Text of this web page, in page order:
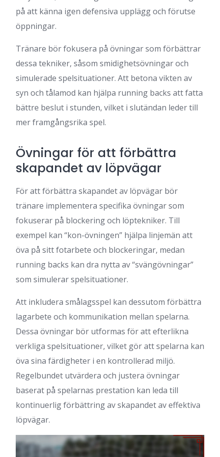
på att känna igen defensiva upplägg och förutse
öppningar.
Tränare bör fokusera på övningar som förbättrar
dessa tekniker, såsom smidighetsövningar och
simulerade spelsituationer. Att betona vikten av
syn och tålamod kan hjälpa running backs att fatta
bättre beslut i stunden, vilket i slutändan leder till
mer framgångsrika spel.
Övningar för att förbättra
skapandet av löpvägar
För att förbättra skapandet av löpvägar bör
tränare implementera specifika övningar som
fokuserar på blockering och löptekniker. Till
exempel kan “kon-övningen” hjälpa linjemän att
öva på sitt fotarbete och blockeringar, medan
running backs kan dra nytta av “svängövningar”
som simulerar spelsituationer.
Att inkludera smålagsspel kan dessutom förbättra
lagarbete och kommunikation mellan spelarna.
Dessa övningar bör utformas för att efterlikna
verkliga spelsituationer, vilket gör att spelarna kan
öva sina färdigheter i en kontrollerad miljö.
Regelbundet utvärdera och justera övningar
baserat på spelarnas prestation kan leda till
kontinuerlig förbättring av skapandet av effektiva
löpvägar.